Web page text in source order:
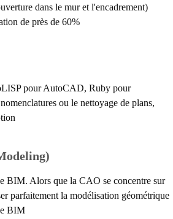
dans le mur et l'encadrement)
de près de 60%.
pour AutoCAD, Ruby pour
ou le nettoyage de plans,
BIM. Alors que la CAO se concentre sur
parfaitement la modélisation géométrique
BIM.